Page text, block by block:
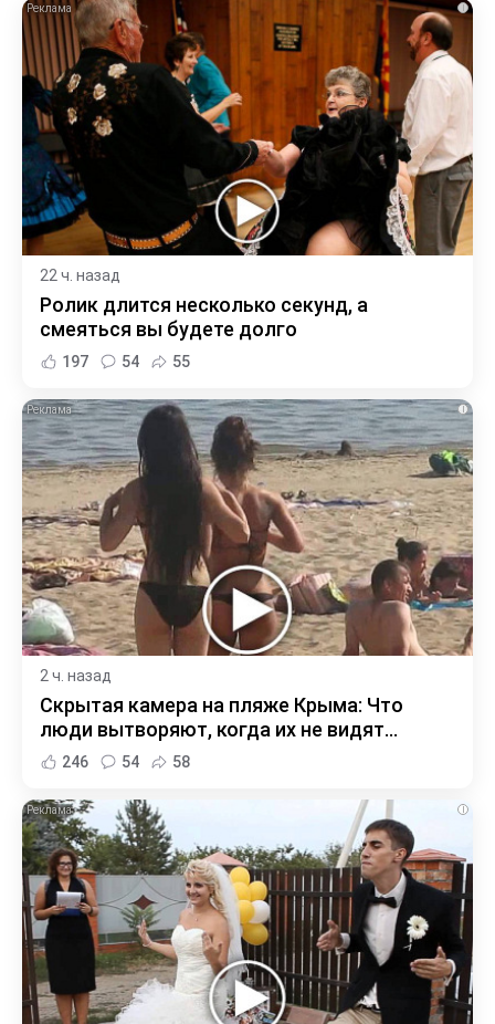
i
22 ч. назад
Ролик длится несколько секунд, а
смеяться вы будете долго
197 54 55
i
2 ч. назад
Скрытая камера на пляже Крыма: Что
люди вытворяют, когда их не видят...
246 54 58
i